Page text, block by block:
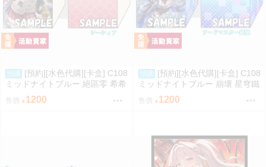
預購
[預約][水色代購][卡盒] C108
ミッドナイトブルー 絕區零 希希
1200
預購
[預約][水色代購][卡盒] C108
ミッドナイトブルー 崩壞 星穹鐵
道 銀狼1200